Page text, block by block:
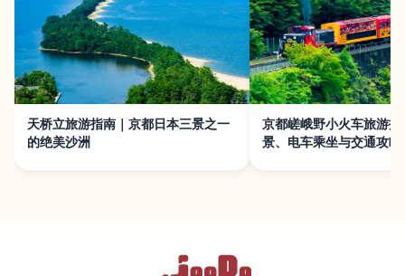
天桥立旅游指南｜京都日本三景之一
的绝美沙洲
京都嵯峨野小火车旅游指
景、电车乘坐与交通攻略